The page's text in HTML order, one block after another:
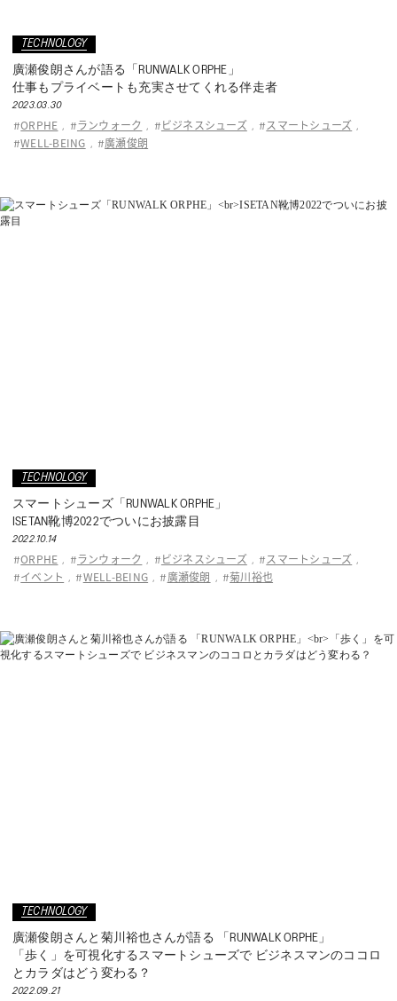
TECHNOLOGY
廣瀬俊朗さんが語る「RUNWALK ORPHE」
仕事もプライベートも充実させてくれる伴走者
2023.03.30
#ORPHE , # ランウォーク , # ビジネスシューズ , # スマートシューズ ,
#WELL-BEING , #廣瀬俊朗
TECHNOLOGY
スマートシューズ「RUNWALK ORPHE」
ISETAN靴博2022でついにお披露目
2022.10.14
#ORPHE , # ランウォーク , # ビジネスシューズ , # スマートシューズ ,
# イベント , # WELL-BEING , # 廣瀬俊朗 , #菊川裕也
TECHNOLOGY
廣瀬俊朗さんと菊川裕也さんが語る 「RUNWALK ORPHE」
「歩く」を可視化するスマートシューズで ビジネスマンのココロ
とカラダはどう変わる？
2022.09.21